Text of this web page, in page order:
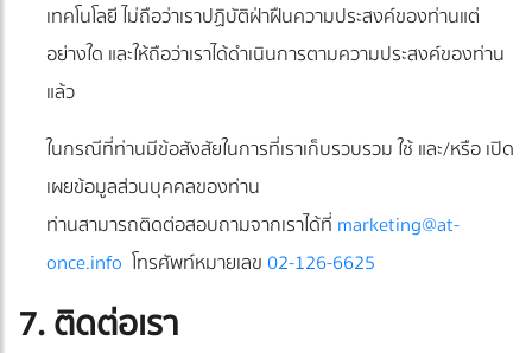
เทคโนโลยี ไม่ถือว่าเราปฏิบัติฝ่าฝืนความประสงค์ของท่านแต่
อย่างใด และให้ถือว่าเราได้ดำเนินการตามความประสงค์ของท่าน
แล้ว
ในกรณีที่ท่านมีข้อสังสัยในการที่เราเก็บรวบรวม ใช้ และ/หรือ เปิด
เผยข้อมูลส่วนบุคคลของท่าน
ท่านสามารถติดต่อสอบถามจากเราได้ที่ marketing@at-
once.info โทรศัพท์หมายเลข02-126-6625
7. ติดต่อเรา